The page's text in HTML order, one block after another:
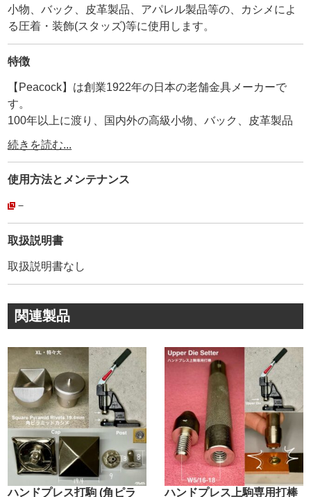
小物、バック、皮革製品、アパレル製品等の、カシメによ
る圧着・装飾(スタッズ)等に使用します。
特徴
【Peacock】は創業1922年の日本の老舗金具メーカーで
す。
100年以上に渡り、国内外の高級小物、バック、皮革製品
に使用され続けています。
その為、耐久性、品質は折り紙付きです。
弊社が【工具の設計を合わせているメーカー】ですので、
【打棒と金具が合わないトラブル】がありません。
安心してご利用頂けます。
・
弊社販売品は【Peacock】の【正規品】です。
模造品は、鋼材の選定が不明、メッキの剥離、品質管理が
雑です。
その為、著しく耐久性や、見た目が良くありません。
・
【金属のシワ】が少ないのが特徴です。
金属のシワを少なくする事により、正面から見た時に綺麗
な正円を描いています。
創業100年以上に及ぶ歴史が、大量生産品にもかかわら
ず、このクオリティーを維持し続けて、お客様に愛され続
けている理由です。
・
カシメ金具1つとっても、世の中には様々なメーカーがあり
ます。
続きを読む...
使用方法と メンテナンス
－
取扱説明書
取扱説明書なし
関連製品
ハンドプレス打駒 (角ピラ ハンドプレス上駒専用打棒